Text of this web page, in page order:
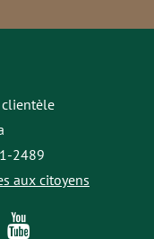
clientèle
2489
aux citoyens
Follow